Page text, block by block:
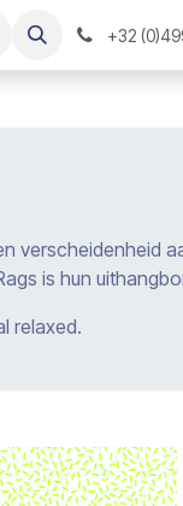
+32
verscheidenheid
is hun
relaxed.